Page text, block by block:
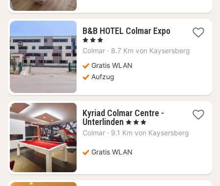
B&B HOTEL Colmar Expo1
ab
71,25
, 3 Sterne
Colmar · 8.7 Km von Kaysersberg
Gratis WLAN
Aufzug
Kyriad Colmar Centre -
Unterlinden 1
Nacht
101,46
€
, 3 Sterne
Colmar · 9.1 Km von Kaysersberg
Gratis WLAN